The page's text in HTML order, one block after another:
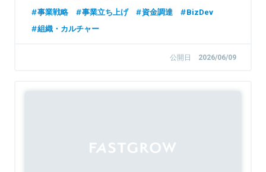
事業戦略 事業立ち上げ 資金調達
BizDev
組織・カルチャー
公開日 2026/06/09